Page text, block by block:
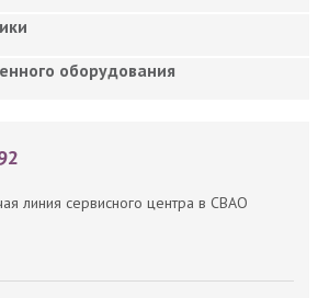
оборудования
линия сервисного центра в СВАО